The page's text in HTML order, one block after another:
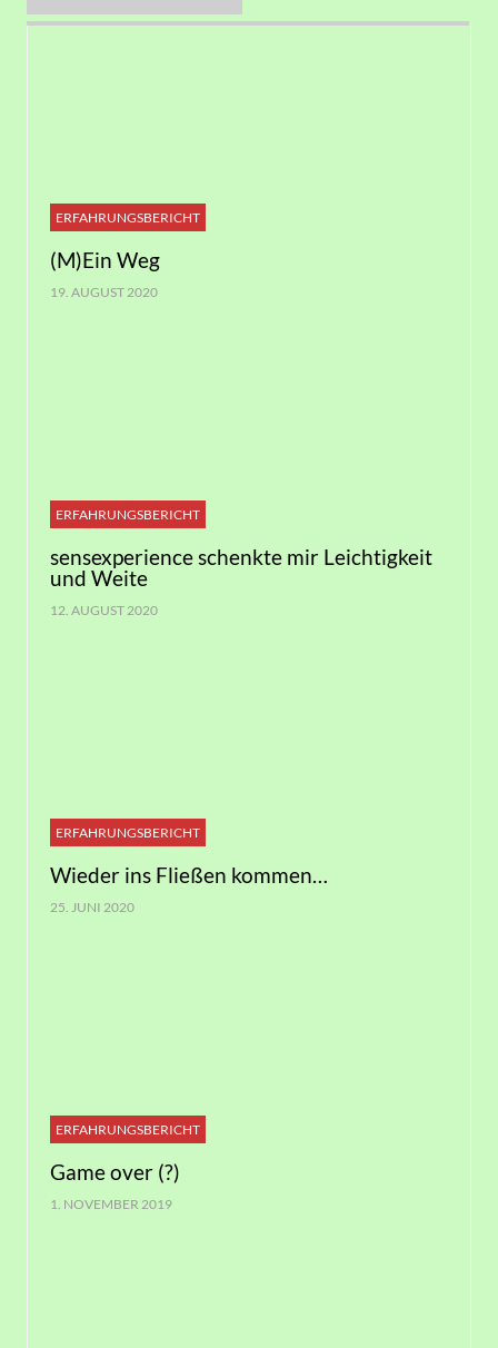
ERFAHRUNGSBERICHT
(M)Ein Weg
19. AUGUST 2020
ERFAHRUNGSBERICHT
sensexperience schenkte mir Leichtigkeit
und Weite
12. AUGUST 2020
ERFAHRUNGSBERICHT
Wieder ins Fließen kommen…
25. JUNI 2020
ERFAHRUNGSBERICHT
Game over (?)
1. NOVEMBER 2019